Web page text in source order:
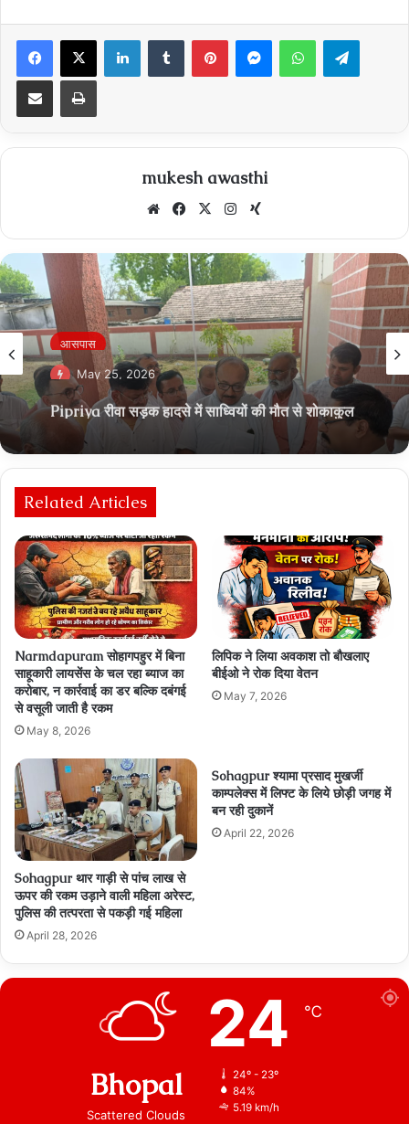
Facebook
X LinkedInTumblr PinterestMessengerWhatsApp
Share via Email Print
mukesh awasthi
WebsiteFacebook
X Instagram
आसपास
May 25, 2026
Pipriya रीवा सड़क हादसे में साध्वियों की मौत से शोकाकुल
हुआ जैन समाज
Related Articles
Narmdapuram सोहागपहुर में बिना
साहूकारी लायसेंस के चल रहा ब्‍याज का
करोबार, न कार्रवाई का डर बल्कि दबंगई
से वसूली जाती है रकम
May 8, 2026
लिपिक ने लिया अवकाश तो बौखलाए
बीईओ ने रोक दिया वेतन
May 7, 2026
Sohagpur थार गाड़ी से पांच लाख से
ऊपर की रकम उड़ाने वाली महिला अरेस्ट,
पुलिस की तत्परता से पकड़ी गई महिला
April 28, 2026
Sohagpur श्यामा प्रसाद मुखर्जी
काम्पलेक्स में लिफ्ट के लिये छोड़ी जगह में
बन रही दुकानें
April 22, 2026
Bhopal
Scattered Clouds
24 ℃
24º - 23º
84%
5.19 km/h